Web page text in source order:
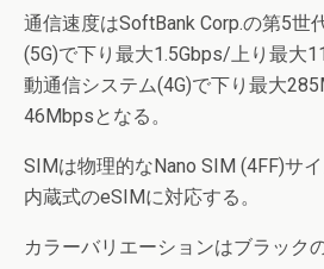
通信速度はSoftBank Corp.の第5世
(5G)で下り最大1.5Gbps/上り最大
動通信システム(4G)で下り最大
46Mbpsとなる。
SIMは物理的なNano SIM (4FF)サ
内蔵式のeSIMに対応する。
カラーバリエーションはブラック